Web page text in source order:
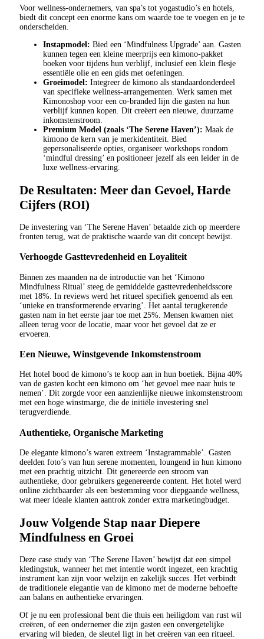
Voor wellness-ondernemers, van spa’s tot yogastudio’s en hotels,
biedt dit concept een enorme kans om waarde toe te voegen en je te
onderscheiden.
Instapmodel: Bied een ‘Mindfulness Upgrade’ aan. Gasten
kunnen tegen een kleine meerprijs een kimono-pakket
boeken voor tijdens hun verblijf, inclusief een klein flesje
essentiële olie en een gids met oefeningen.
Groeimodel: Integreer de kimono als standaardonderdeel
van specifieke wellness-arrangementen. Werk samen met
Kimonoshop voor een co-branded lijn die gasten na hun
verblijf kunnen kopen. Dit creëert een nieuwe, duurzame
inkomstenstroom.
Premium Model (zoals ‘The Serene Haven’): Maak de
kimono de kern van je merkidentiteit. Bied
gepersonaliseerde opties, organiseer workshops rondom
‘mindful dressing’ en positioneer jezelf als een leider in de
luxe wellness-ervaring.
De Resultaten: Meer dan Gevoel, Harde
Cijfers (ROI)
De investering van ‘The Serene Haven’ betaalde zich op meerdere
fronten terug, wat de praktische waarde van dit concept bewijst.
Verhoogde Gasttevredenheid en Loyaliteit
Binnen zes maanden na de introductie van het ‘Kimono
Mindfulness Ritual’ steeg de gemiddelde gasttevredenheidsscore
met 18%. In reviews werd het ritueel specifiek genoemd als een
‘unieke en transformerende ervaring’. Het aantal terugkerende
gasten nam in het eerste jaar toe met 25%. Mensen kwamen niet
alleen terug voor de locatie, maar voor het gevoel dat ze er
ervoeren.
Een Nieuwe, Winstgevende Inkomstenstroom
Het hotel bood de kimono’s te koop aan in hun boetiek. Bijna 40%
van de gasten kocht een kimono om ‘het gevoel mee naar huis te
nemen’. Dit zorgde voor een aanzienlijke nieuwe inkomstenstroom
met een hoge winstmarge, die de initiële investering snel
terugverdiende.
Authentieke, Organische Marketing
De elegante kimono’s waren extreem ‘Instagrammable’. Gasten
deelden foto’s van hun serene momenten, loungend in hun kimono
met een prachtig uitzicht. Dit genereerde een stroom van
authentieke, door gebruikers gegenereerde content. Het hotel werd
online zichtbaarder als een bestemming voor diepgaande wellness,
wat meer ideale klanten aantrok zonder extra marketingbudget.
Jouw Volgende Stap naar Diepere
Mindfulness en Groei
Deze case study van ‘The Serene Haven’ bewijst dat een simpel
kledingstuk, wanneer het met intentie wordt ingezet, een krachtig
instrument kan zijn voor welzijn en zakelijk succes. Het verbindt
de traditionele elegantie van de kimono met de moderne behoefte
aan balans en authentieke ervaringen.
Of je nu een professional bent die thuis een heiligdom van rust wil
creëren, of een ondernemer die zijn gasten een onvergetelijke
ervaring wil bieden, de sleutel ligt in het creëren van een ritueel.